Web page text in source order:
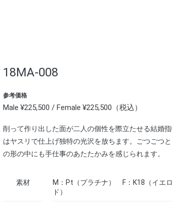
18MA-008
参考価格
Male ¥225,500 / Female ¥225,500（税込）
削って作り出した面が二人の個性を際立たせる結婚
はヤスリで仕上げ独特の光沢を放ちます。ごつごつ
の形の中にも手仕事のあたたかみを感じられます。
素材
M：Pt（プラチナ） F：K18（イエ
ド）